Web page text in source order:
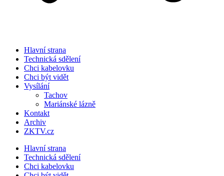
Hlavní strana
Technická sdělení
Chci kabelovku
Chci být vidět
Vysílání
Tachov
Mariánské lázně
Kontakt
Archiv
ZKTV.cz
Hlavní strana
Technická sdělení
Chci kabelovku